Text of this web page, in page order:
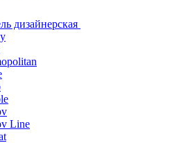
дизайнерская
Line